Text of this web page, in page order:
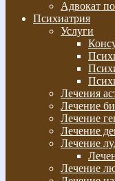
Адвокат
Психиатрия
Услуги
Лечения
Лечение
Лечение
Лечение
Лечение
Лечение